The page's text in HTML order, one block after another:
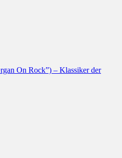
On Rock”) – Klassiker der